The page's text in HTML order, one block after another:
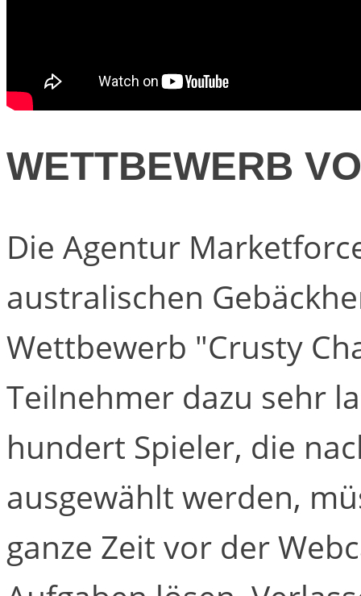
WETTBEWERB
Die Agentur
australischen
Wettbewerb "Crusty
Teilnehmer dazu sehr
hundert Spieler, die
ausgewählt werden,
ganze Zeit vor der